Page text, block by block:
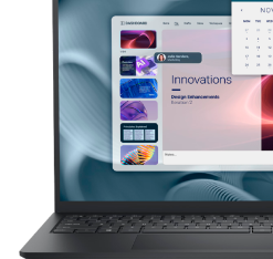
Smartphone IPhone
Mouse
Tastaturi
USB Hub